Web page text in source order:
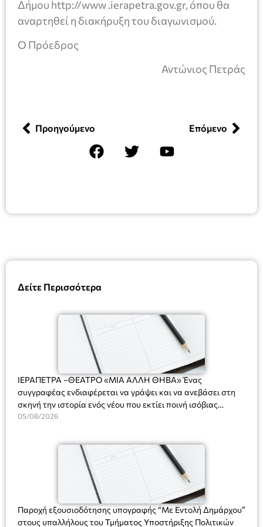
Δείτε Περισσότερα
ΙΕΡΑΠΕΤΡΑ –ΘΕΑΤΡΟ «ΜΙΑ ΑΛΛΗ ΘΗΒΑ» Ένας
συγγραφέας ενδιαφέρεται να γράψει και να ανεβάσει στη
σκηνή την ιστορία ενός νέου που εκτίει ποινή ισόβιας
κάθειρξης για πατροκτονία. Ένα πολυβραβευμένο έργο για
ασθένεια, τον ερωτισμό. Ένα έργο αινιγματικό, συγκινητικό,
όσο και διασκεδαστικό. Ο διακεκριμένος σκηνοθέτης
Βαγγέλης Θεοδωρόπουλος ανέδειξε το πολυεπίπεδο αυτό
έργο, ενώ η παράσταση έχει καθιερωθεί ως σημαντικό
θεατρικό γεγονός χάρη στις εξαιρετικές ερμηνείες του
Θάνου Λέκκα στον ρόλο του Συγγραφέα και του Δημήτρη
Καπουράνη, νικητή του βραβείου Δημήτρης Χορν 2022-
05/08/2026
Παροχή εξουσιοδότησης υπογραφής “Με Εντολή Δημάρχου”
στους υπαλλήλους του Τμήματος Υποστήριξης Πολιτικών
Δήμου http://www .ierapetra.gov.gr, όπου θα
αναρτηθεί η διακήρυξη του διαγωνισμού.
Ο Πρόεδρος
Αντώνιος Πετράς
Προηγούμενο Επόμενο